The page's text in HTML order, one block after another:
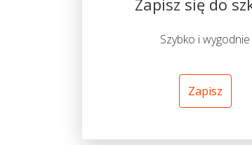
Szybko i wygodnie
Zapisz